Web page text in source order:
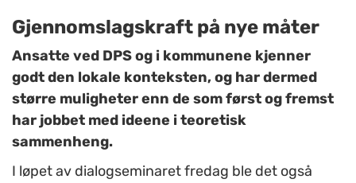
Gjennomslagskraft på nye måter
Ansatte ved DPS og i kommunene kjenner
godt den lokale konteksten, og har dermed
større muligheter enn de som først og fremst
har jobbet med ideene i teoretisk
sammenheng.
I løpet av dialogseminaret fredag ble det også